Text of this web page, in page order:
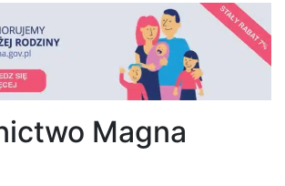
Magna